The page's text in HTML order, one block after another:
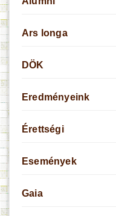
Ars longa
DÖK
Eredményeink
Érettségi
Események
Gaia